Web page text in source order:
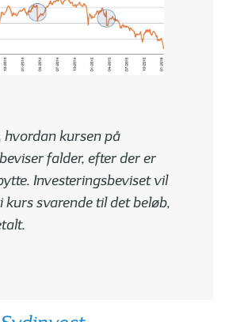
hvordan kursen på
falder, efter der er
Investeringsbeviset vil
kurs svarende til det beløb,